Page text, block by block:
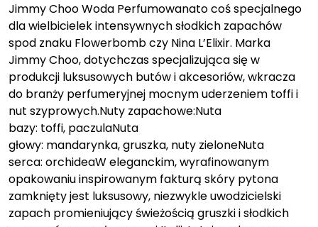
Jimmy Choo Woda Perfumowanato coś specjalnego
dla wielbicielek intensywnych słodkich zapachów
spod znaku Flowerbomb czy Nina L’Elixir. Marka
Jimmy Choo, dotychczas specjalizująca się w
produkcji luksusowych butów i akcesoriów, wkracza
do branży perfumeryjnej mocnym uderzeniem toffi i
nut szyprowych.Nuty zapachowe:Nuta
bazy: toffi, paczulaNuta
głowy: mandarynka, gruszka, nuty zieloneNuta
serca: orchideaW eleganckim, wyrafinowanym
opakowaniu inspirowanym fakturą skóry pytona
zamknięty jest luksusowy, niezwykle uwodzicielski
zapach promieniujący świeżością gruszki i słodkich